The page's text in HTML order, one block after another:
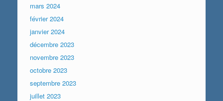
mars 2024
février 2024
janvier 2024
décembre 2023
novembre 2023
octobre 2023
septembre 2023
juillet 2023